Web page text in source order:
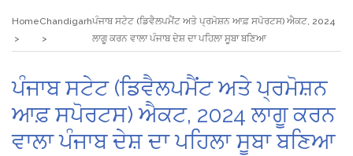
HomeChandigarhਪੰਜਾਬ ਸਟੇਟ (ਡਿਵੈਲਪਮੈਂਟ ਅਤੇ ਪ੍ਰਮੋਸ਼ਨ ਆਫ਼ ਸਪੋਰਟਸ) ਐਕਟ, 2024
ਲਾਗੂ ਕਰਨ ਵਾਲਾ ਪੰਜਾਬ ਦੇਸ਼ ਦਾ ਪਹਿਲਾ ਸੂਬਾ ਬਣਿਆ
ਪੰਜਾਬ ਸਟੇਟ (ਡਿਵੈਲਪਮੈਂਟ ਅਤੇ ਪ੍ਰਮੋਸ਼ਨ
ਆਫ਼ ਸਪੋਰਟਸ) ਐਕਟ, 2024 ਲਾਗੂ ਕਰਨ
ਵਾਲਾ ਪੰਜਾਬ ਦੇਸ਼ ਦਾ ਪਹਿਲਾ ਸੂਬਾ ਬਣਿਆ